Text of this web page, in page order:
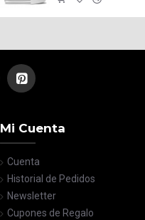
Mi Cuenta
Cuenta
Historial de Pedidos
Newsletter
Cupones de Regalo